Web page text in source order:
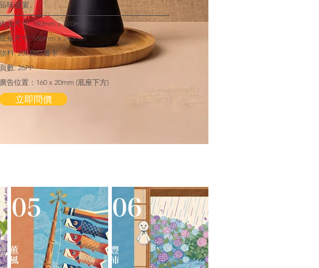
內文尺寸: 180mm x 210mm
底座尺寸: 180mm x 240mm
物料: 200克白書卡
​頁數: 26PP
廣告位置：160 x 20mm (底座下方)
味盛宴。
立即問價